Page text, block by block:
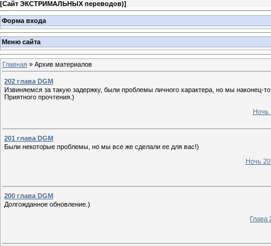
[Сайт ЭКСТРИМАЛЬНЫХ переводов)]
Форма входа
Меню сайта
Главная » Архив материалов
202 глава DGM
Извиняемся за такую задержку, были проблемы личного характера, но мы наконец-
Приятного прочтения.)
Ночь
201 глава DGM
Были некоторые проблемы, но мы все же сделали ее для вас!)
Ночь
200 глава DGM
Долгожданное обновление.)
Глава